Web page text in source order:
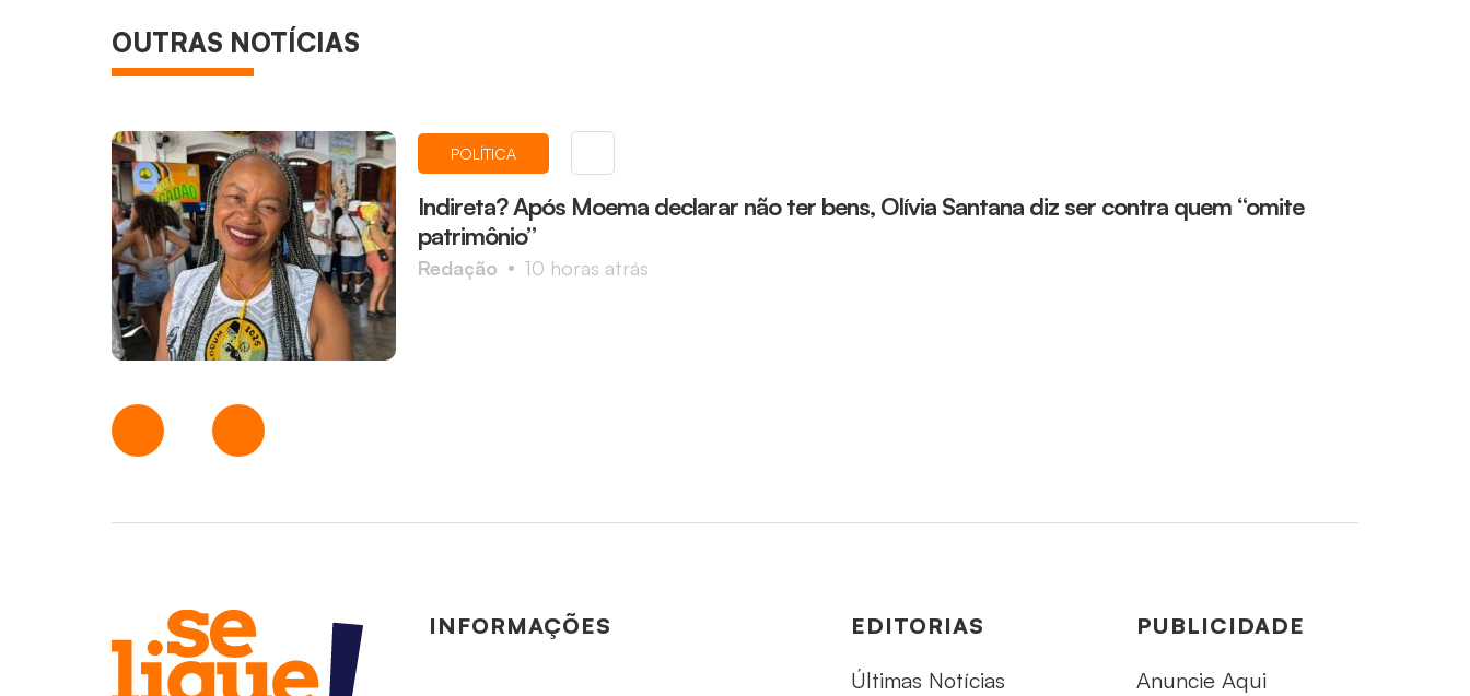
OUTRAS NOTÍCIAS
POLÍTICA
Indireta? Após Moema declarar não ter bens, Olívia Santana diz ser contra quem “omite
patrimônio”
Redação 10 horas atrás
INFORMAÇÕES
EDITORIAS
Últimas Notícias
PUBLICIDADE
Anuncie Aqui